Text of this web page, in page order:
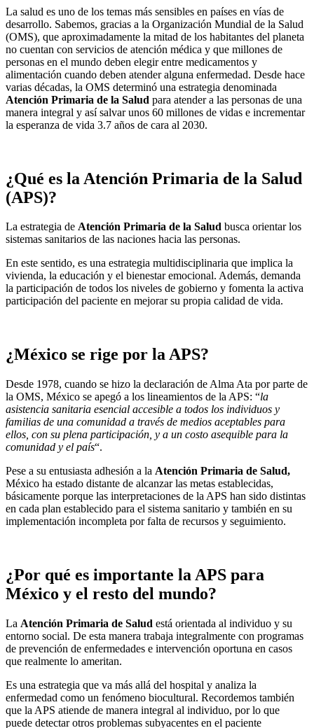
La salud es uno de los temas más sensibles en países en vías de
desarrollo. Sabemos, gracias a la Organización Mundial de la Salud
(OMS), que aproximadamente la mitad de los habitantes del planeta
no cuentan con servicios de atención médica y que millones de
personas en el mundo deben elegir entre medicamentos y
alimentación cuando deben atender alguna enfermedad. Desde hace
varias décadas, la OMS determinó una estrategia denominada
Atención Primaria de la Salud para atender a las personas de una
manera integral y así salvar unos 60 millones de vidas e incrementar
la esperanza de vida 3.7 años de cara al 2030.
¿Qué es la Atención Primaria de la Salud
(APS)?
La estrategia de Atención Primaria de la Salud busca orientar los
sistemas sanitarios de las naciones hacia las personas.
En este sentido, es una estrategia multidisciplinaria que implica la
vivienda, la educación y el bienestar emocional. Además, demanda
la participación de todos los niveles de gobierno y fomenta la activa
participación del paciente en mejorar su propia calidad de vida.
¿México se rige por la APS?
Desde 1978, cuando se hizo la declaración de Alma Ata por parte de
la OMS, México se apegó a los lineamientos de la APS: “la
asistencia sanitaria esencial accesible a todos los individuos y
familias de una comunidad a través de medios aceptables para
ellos, con su plena participación, y a un costo asequible para la
comunidad y el país“.
Pese a su entusiasta adhesión a la Atención Primaria de Salud,
México ha estado distante de alcanzar las metas establecidas,
básicamente porque las interpretaciones de la APS han sido distintas
en cada plan establecido para el sistema sanitario y también en su
implementación incompleta por falta de recursos y seguimiento.
¿Por qué es importante la APS para
México y el resto del mundo?
La Atención Primaria de Salud está orientada al individuo y su
entorno social. De esta manera trabaja integralmente con programas
de prevención de enfermedades e intervención oportuna en casos
que realmente lo ameritan.
Es una estrategia que va más allá del hospital y analiza la
enfermedad como un fenómeno biocultural. Recordemos también
que la APS atiende de manera integral al individuo, por lo que
puede detectar otros problemas subyacentes en el paciente